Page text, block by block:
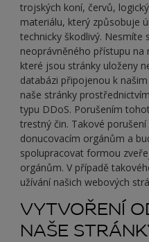
trojských koní, červů,
materiálu, který způsobuje
technicky škodlivý. Nesmíte
neoprávněného přístupu na
které jsou stránky uloženy
databázi připojenou k
naše stránky
typu DDoS. Porušením
trestný čin. Takové
donucovacím orgánům a
spolupracovat formou
orgánům. V případě
užívání našich webových
VYTVOŘENÍ
NAŠE